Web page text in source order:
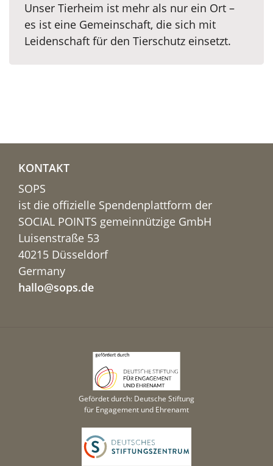
Unser Tierheim ist mehr als nur ein Ort –
es ist eine Gemeinschaft, die sich mit
Leidenschaft für den Tierschutz einsetzt.
KONTAKT
SOPS
ist die offizielle Spendenplattform der
SOCIAL POINTS gemeinnützige GmbH
Luisenstraße 53
40215 Düsseldorf
Germany
hallo@sops.de
Gefördet durch: Deutsche Stiftung
für Engagement und Ehrenamt